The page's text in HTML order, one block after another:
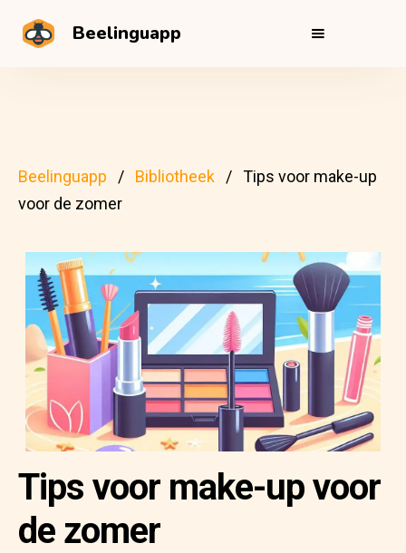
Beelinguapp
Beelinguapp Bibliotheek
Tips voor make-up
voor de zomer
Tips voor make-up voor
de zomer